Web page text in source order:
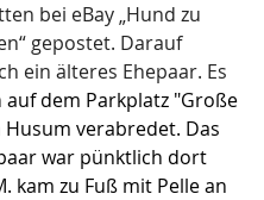
bei eBay „Hund zu
gepostet. Darauf
ein älteres Ehepaar. Es
auf dem Parkplatz "Große
Husum verabredet. Das
war pünktlich dort
kam zu Fuß mit Pelle an